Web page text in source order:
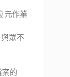
元作業
眾不
的